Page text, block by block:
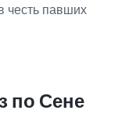
честь павших
по Сене